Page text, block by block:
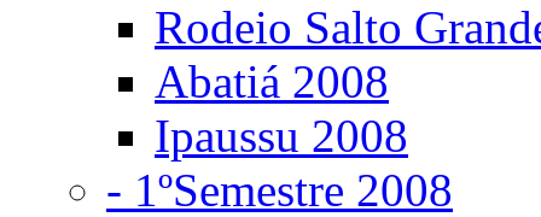
Rodeio Salto
Abatiá 2008
Ipaussu 2008
- 1ºSemestre 2008